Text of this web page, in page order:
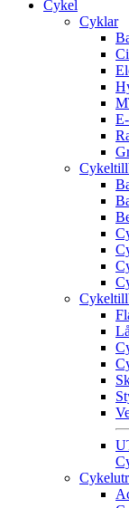
Cykel
Cyklar